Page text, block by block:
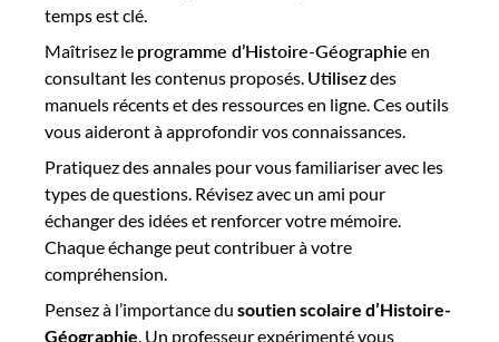
temps est clé.
Maîtrisez le programme d’Histoire-Géographie en
consultant les contenus proposés. Utilisezdes
manuels récents et des ressources en ligne. Ces outils
vous aideront à approfondir vos connaissances.
Pratiquez des annales pour vous familiariser avec les
types de questions. Révisez avec un ami pour
échanger des idées et renforcer votre mémoire.
Chaque échange peut contribuer à votre
compréhension.
Pensez à l’importance du soutien scolaire d’Histoire-
Géographie. Un professeur expérimenté vous